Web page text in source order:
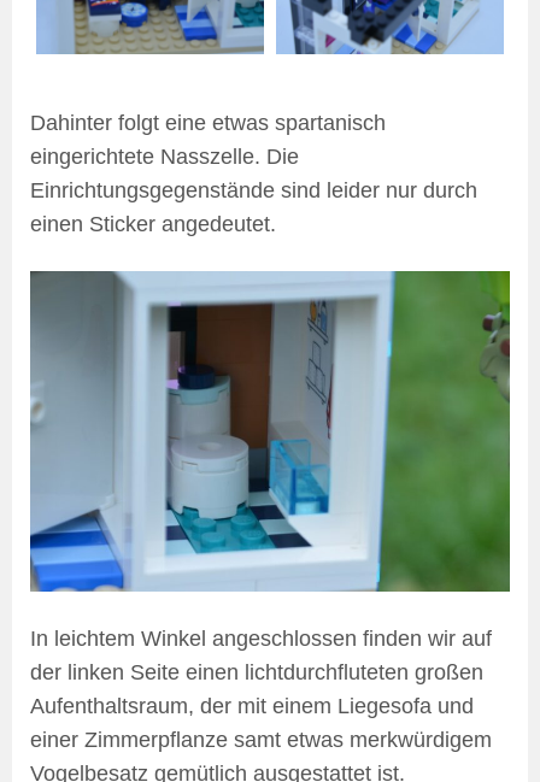
Dahinter folgt eine etwas spartanisch
eingerichtete Nasszelle. Die
Einrichtungsgegenstände sind leider nur durch
einen Sticker angedeutet.
In leichtem Winkel angeschlossen finden wir auf
der linken Seite einen lichtdurchfluteten großen
Aufenthaltsraum, der mit einem Liegesofa und
einer Zimmerpflanze samt etwas merkwürdigem
Vogelbesatz gemütlich ausgestattet ist.